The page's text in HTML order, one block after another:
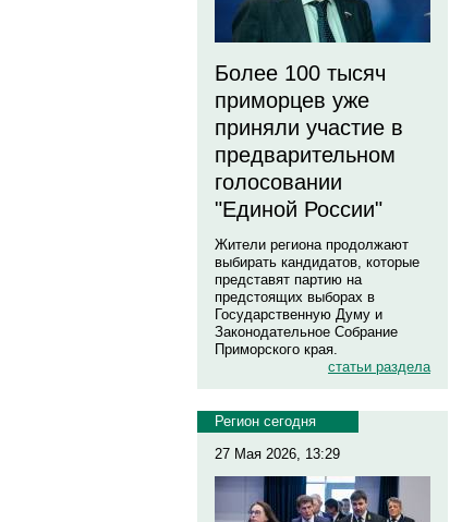
Более 100 тысяч
приморцев уже
приняли участие в
предварительном
голосовании
"Единой России"
Жители региона продолжают
выбирать кандидатов, которые
представят партию на
предстоящих выборах в
Государственную Думу и
Законодательное Собрание
Приморского края.
статьи раздела
Регион сегодня
27 Мая 2026, 13:29